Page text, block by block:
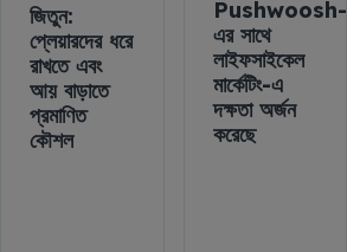
জিতুন:
প্লেয়ারদের ধরে
রাখতে এবং
আয় বাড়াতে
প্রমাণিত
কৌশল
Pushwoosh-
এর সাথে
লাইফসাইকেল
মার্কেটিং-এ
দক্ষতা অর্জন
করেছে